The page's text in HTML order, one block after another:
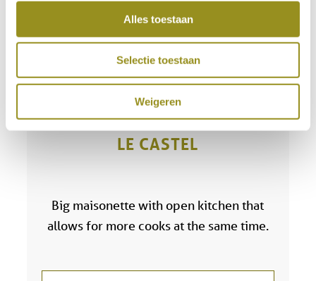
Alles toestaan
Selectie toestaan
Weigeren
LE CASTEL
Big maisonette with open kitchen that
allows for more cooks at the same time.